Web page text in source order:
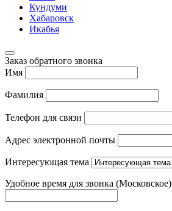
Кундуми
Хабаровск
Икабья
Заказ обратного звонка
Имя
Фамилия
Телефон для связи
Адрес электронной почты
Интересующая тема
Удобное время для звонка (Московское)